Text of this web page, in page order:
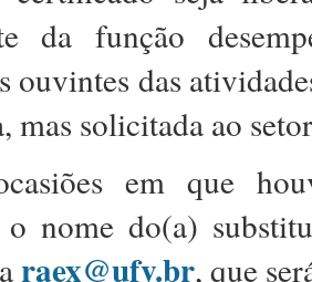
da função
ouvintes das
mas solicitada ao
em que
o nome do(a)
raex@ufv.br, que